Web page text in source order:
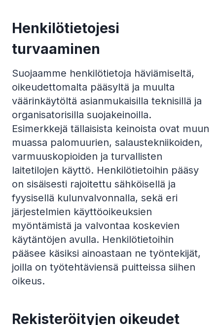
Henkilötietojesi
turvaaminen
Suojaamme henkilötietoja häviämiseltä,
oikeudettomalta pääsyltä ja muulta
väärinkäytöltä asianmukaisilla teknisillä ja
organisatorisilla suojakeinoilla.
Esimerkkejä tällaisista keinoista ovat muun
muassa palomuurien, salaustekniikoiden,
varmuuskopioiden ja turvallisten
laitetilojen käyttö. Henkilötietoihin pääsy
on sisäisesti rajoitettu sähköisellä ja
fyysisellä kulunvalvonnalla, sekä eri
järjestelmien käyttöoikeuksien
myöntämistä ja valvontaa koskevien
käytäntöjen avulla. Henkilötietoihin
pääsee käsiksi ainoastaan ne työntekijät,
joilla on työtehtäviensä puitteissa siihen
oikeus.
Rekisteröityjen oikeudet